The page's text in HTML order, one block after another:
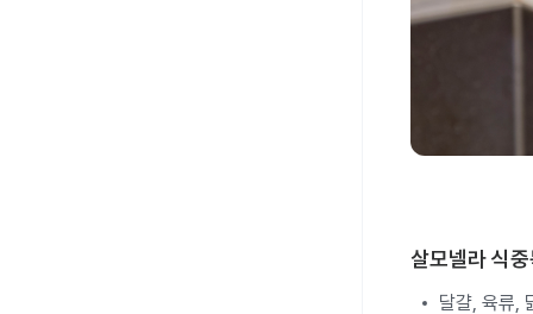
살모넬라 식
달걀, 육류,